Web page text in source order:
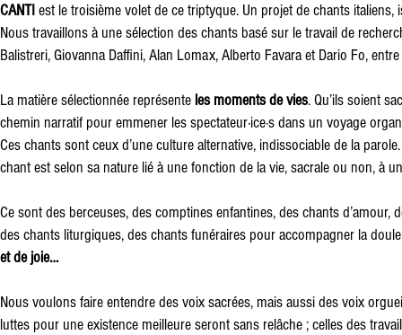
CANTI est le troisième volet de ce triptyque. Un projet de chants
Nous travaillons à une sélection des chants basé sur le travail de
Balistreri, Giovanna Daffini, Alan Lomax, Alberto Favara et Dario Fo,
La matière sélectionnée représente les moments de vies. Qu’ils soient
chemin narratif pour emmener les spectateur·ice·s dans un voyage
Ces chants sont ceux d’une culture alternative, indissociable de la
chant est selon sa nature lié à une fonction de la vie, sacrale ou non, à
Ce sont des berceuses, des comptines enfantines, des chants
des chants liturgiques, des chants funéraires pour accompagner la
et de joie…
Nous voulons faire entendre des voix sacrées, mais aussi des voix
luttes pour une existence meilleure seront sans relâche ; celles des